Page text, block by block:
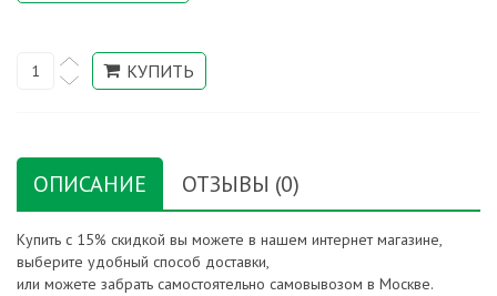
ОПИСАНИЕ ОТЗЫВЫ (0)
Купить с 15% скидкой вы можете в нашем интернет магазине,
выберите удобный способ доставки,
или можете забрать самостоятельно самовывозом в Москве.